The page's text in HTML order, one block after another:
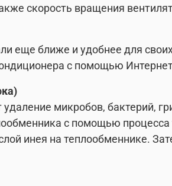
скорость вращения
еще ближе и удобнее для
с помощью
микробов, бактерий,
с помощью
инея на теплообменнике.